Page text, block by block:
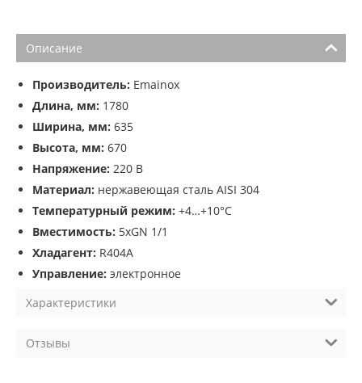
Описание
Производитель: Emainox
Длина, мм: 1780
Ширина, мм: 635
Высота, мм: 670
Напряжение: 220 В
Материал: нержавеющая сталь AISI 304
Температурный режим: +4…+10°С
Вместимость: 5хGN 1/1
Хладагент: R404A
Управление: электронное
Характеристики
Отзывы